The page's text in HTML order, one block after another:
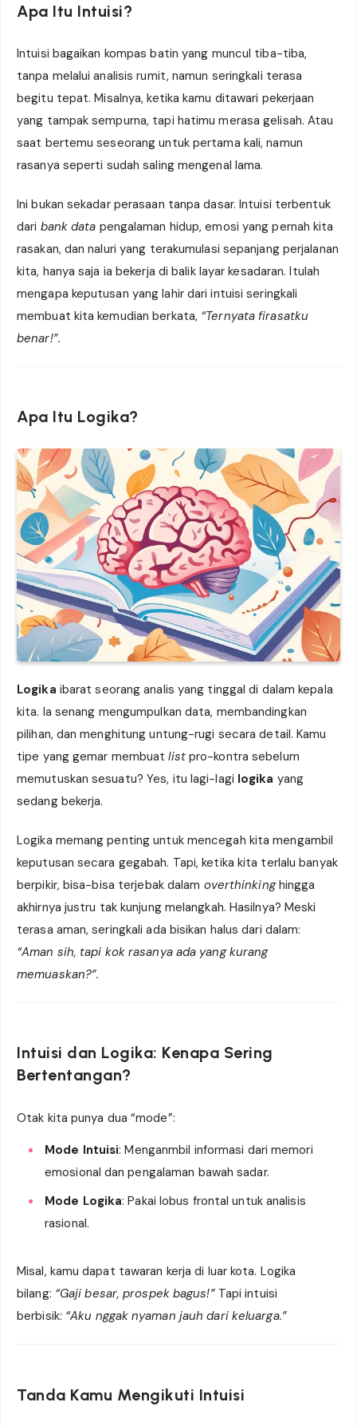
Apa Itu Intuisi?
Intuisi bagaikan kompas batin yang muncul tiba-tiba,
tanpa melalui analisis rumit, namun seringkali terasa
begitu tepat. Misalnya, ketika kamu ditawari pekerjaan
yang tampak sempurna, tapi hatimu merasa gelisah. Atau
saat bertemu seseorang untuk pertama kali, namun
rasanya seperti sudah saling mengenal lama.
Ini bukan sekadar perasaan tanpa dasar. Intuisi terbentuk
dari bank data pengalaman hidup, emosi yang pernah kita
rasakan, dan naluri yang terakumulasi sepanjang perjalanan
kita, hanya saja ia bekerja di balik layar kesadaran. Itulah
mengapa keputusan yang lahir dari intuisi seringkali
membuat kita kemudian berkata, “Ternyata firasatku
benar!”.
Apa Itu Logika?
Logika ibarat seorang analis yang tinggal di dalam kepala
kita. Ia senang mengumpulkan data, membandingkan
pilihan, dan menghitung untung-rugi secara detail. Kamu
tipe yang gemar membuatlistpro-kontra sebelum
memutuskan sesuatu? Yes, itu lagi-lagi logika yang
sedang bekerja.
Logika memang penting untuk mencegah kita mengambil
keputusan secara gegabah. Tapi, ketika kita terlalu banyak
berpikir, bisa-bisa terjebak dalam overthinkinghingga
akhirnya justru tak kunjung melangkah. Hasilnya? Meski
terasa aman, seringkali ada bisikan halus dari dalam:
“Aman sih, tapi kok rasanya ada yang kurang
memuaskan?”.
Intuisi dan Logika: Kenapa Sering
Bertentangan?
Otak kita punya dua “mode”:
Mode Intuisi: Menganmbil informasi dari memori
emosional dan pengalaman bawah sadar.
Mode Logika: Pakai lobus frontal untuk analisis
rasional.
Misal, kamu dapat tawaran kerja di luar kota. Logika
bilang: “Gaji besar, prospek bagus!”Tapi intuisi
berbisik: “Aku nggak nyaman jauh dari keluarga.”
Tanda Kamu Mengikuti Intuisi